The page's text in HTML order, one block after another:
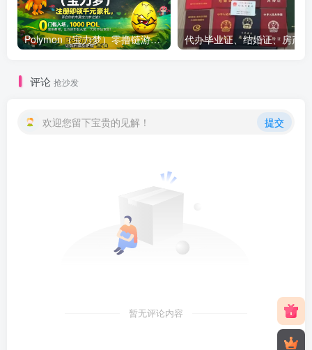
Polymon（宝力梦）零撸链游天花板，稳定收益，轻松变现，今日全球首发！
评论 抢沙发
欢迎您留下宝贵的见解！ 提交
暂无评论内容